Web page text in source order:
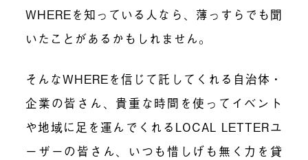
WHEREを知っている人なら、薄っすらでも聞
いたことがあるかもしれません。
そんなWHEREを信じて託してくれる自治体・
企業の皆さん、貴重な時間を使ってイベント
や地域に足を運んでくれるLOCAL LETTERユ
ーザーの皆さん、いつも惜しげも無く力を貸